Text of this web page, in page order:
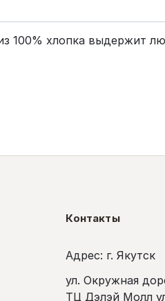
100% хлопка выдержит
Контакты
Адрес: г. Якутск
ул. Окружная
ТЦ Дэлэй Молл